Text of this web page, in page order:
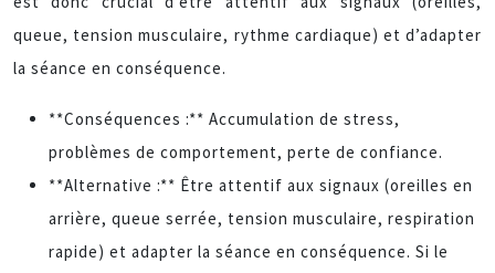
queue, tension musculaire, rythme cardiaque) et d’adapter
la séance en conséquence.
**Conséquences :** Accumulation de stress,
problèmes de comportement, perte de confiance.
**Alternative :** Être attentif aux signaux (oreilles en
arrière, queue serrée, tension musculaire, respiration
rapide) et adapter la séance en conséquence. Si le